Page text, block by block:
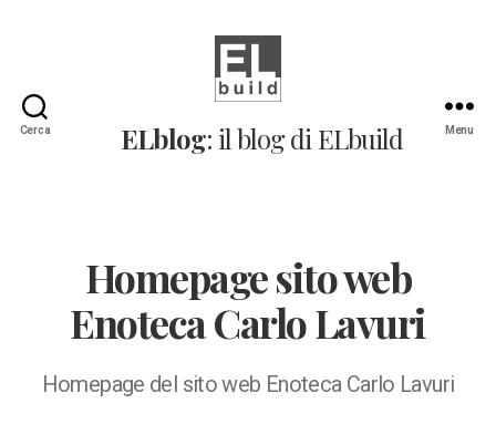
Cerca
Il
blog
ELblog: il blog di ELbuild Menu
Homepage sito web
Enoteca Carlo Lavuri
Homepage del sito web Enoteca Carlo Lavuri